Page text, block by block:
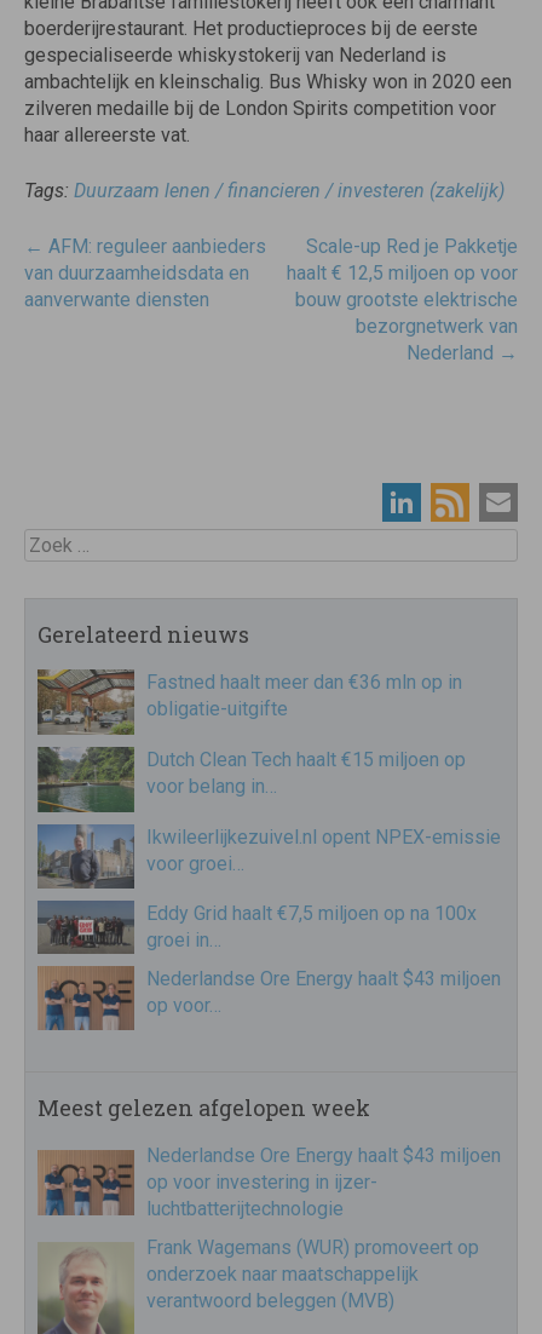
boerderijrestaurant. Het productieproces bij de eerste
gespecialiseerde whiskystokerij van Nederland is
ambachtelijk en kleinschalig. Bus Whisky won in 2020 een
zilveren medaille bij de London Spirits competition voor
haar allereerste vat.
Tags: Duurzaam lenen / financieren / investeren (zakelijk)
Post
navigatie
← AFM: reguleer aanbieders
van duurzaamheidsdata en
aanverwante diensten
Scale-up Red je Pakketje
haalt € 12,5 miljoen op voor
bouw grootste elektrische
bezorgnetwerk van
Nederland →
Zoek
Gerelateerd nieuws
Fastned haalt meer dan €36 mln op in
obligatie-uitgifte
Dutch Clean Tech haalt €15 miljoen op
voor belang in…
Ikwileerlijkezuivel.nl opent NPEX-emissie
voor groei…
Eddy Grid haalt €7,5 miljoen op na 100x
groei in…
Nederlandse Ore Energy haalt $43 miljoen
op voor…
Meest gelezen afgelopen week
Nederlandse Ore Energy haalt $43 miljoen
op voor investering in ijzer-
luchtbatterijtechnologie
Frank Wagemans (WUR) promoveert op
onderzoek naar maatschappelijk
verantwoord beleggen (MVB)